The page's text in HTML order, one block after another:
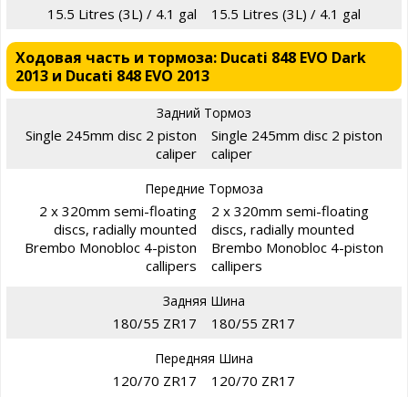
15.5 Litres (3L) / 4.1 gal 15.5 Litres (3L) / 4.1 gal
Ходовая часть и тормоза: Ducati 848 EVO Dark
2013 и Ducati 848 EVO 2013
Задний Тормоз
Single 245mm disc 2 piston
caliper
Single 245mm disc 2 piston
caliper
Передние Тормоза
2 x 320mm semi-floating
discs, radially mounted
Brembo Monobloc 4-piston
callipers
2 x 320mm semi-floating
discs, radially mounted
Brembo Monobloc 4-piston
callipers
Задняя Шина
180/55 ZR17 180/55 ZR17
Передняя Шина
120/70 ZR17 120/70 ZR17